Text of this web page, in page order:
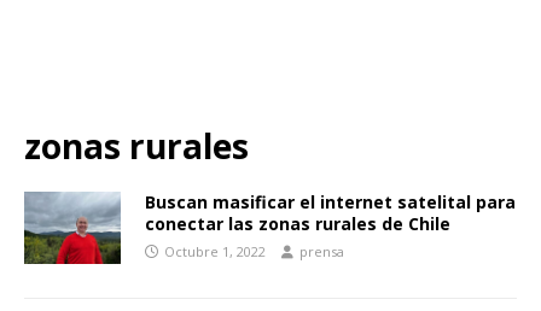
zonas rurales
Buscan masificar el internet satelital para
conectar las zonas rurales de Chile
Octubre 1, 2022 prensa